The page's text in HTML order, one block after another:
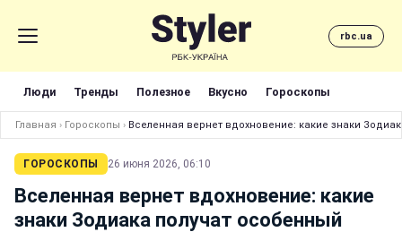
rbc.ua
Люди Тренды Полезное Вкусно Гороскопы
Главная › Гороскопы › Вселенная вернет вдохновение: какие знаки
ГОРОСКОПЫ 26 июня 2026, 06:10
Вселенная вернет вдохновение: какие
знаки Зодиака получат особенный